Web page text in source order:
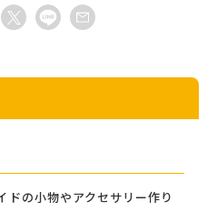
ドの小物やアクセサリー作り